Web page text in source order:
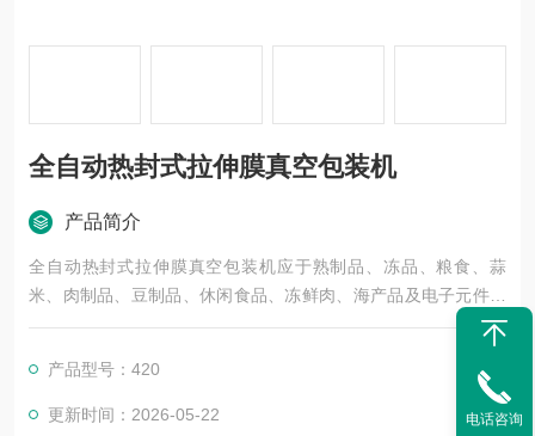
全自动热封式拉伸膜真空包装机
产品简介
全自动热封式拉伸膜真空包装机应于熟制品、冻品、粮食、蒜
米、肉制品、豆制品、休闲食品、冻鲜肉、海产品及电子元件等
的包装，包装美观，产量高。
产品型号：420
更新时间：2026-05-22 电话咨询